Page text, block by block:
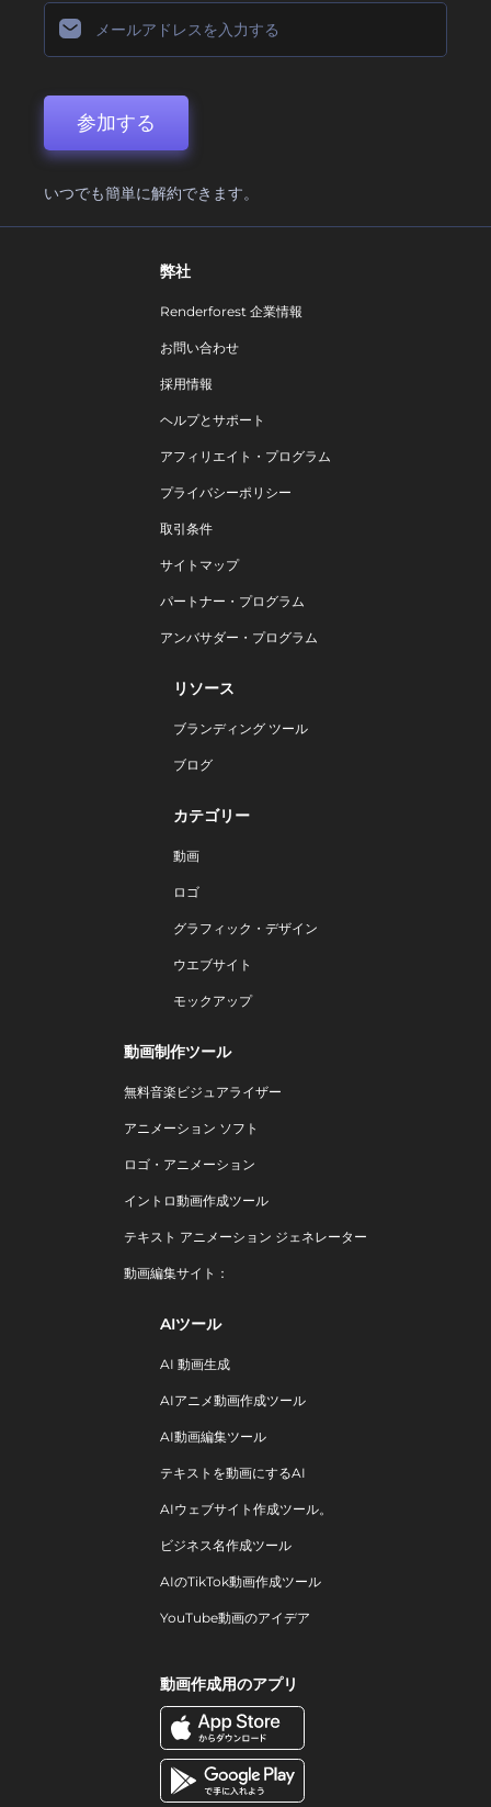
参加する
いつでも簡単に解約できます。
弊社
Renderforest 企業情報
お問い合わせ
採用情報
ヘルプとサポート
アフィリエイト・プログラム
プライバシーポリシー
取引条件
サイトマップ
パートナー・プログラム
アンバサダー・プログラム
リソース
ブランディング ツール
ブログ
カテゴリー
動画
ロゴ
グラフィック・デザイン
ウエブサイト
モックアップ
動画制作ツール
無料音楽ビジュアライザー
アニメーション ソフト
ロゴ・アニメーション
イントロ動画作成ツール
テキスト アニメーション ジェネレーター
動画編集サイト：
AIツール
AI 動画生成
AIアニメ動画作成ツール
AI動画編集ツール
テキストを動画にするAI
AIウェブサイト作成ツール。
ビジネス名作成ツール
AIのTikTok動画作成ツール
YouTube動画のアイデア
動画作成用のアプリ